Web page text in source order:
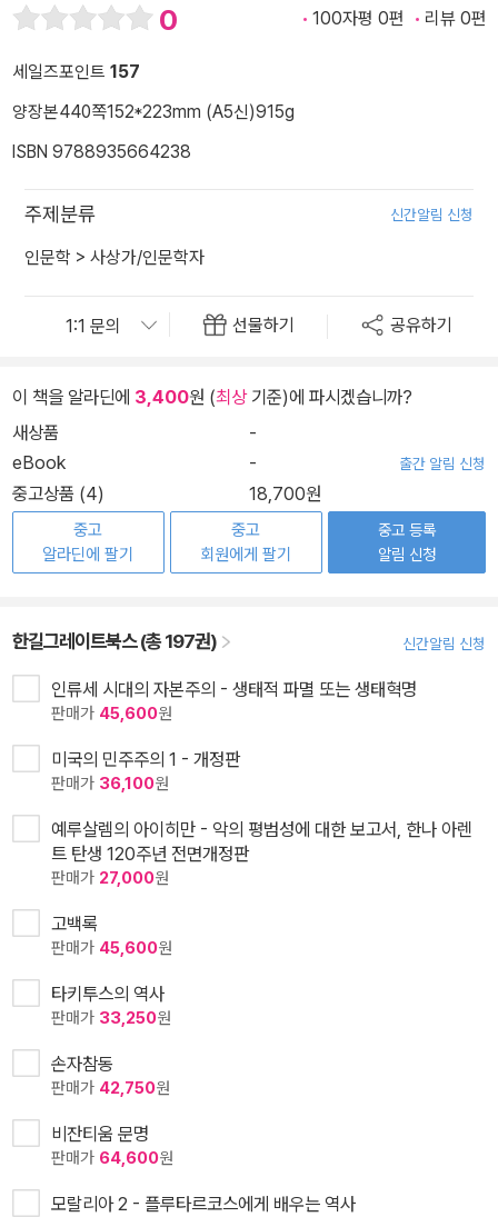
0 100자평 0편 리뷰 0편
세일즈포인트 157
양장본440쪽152*223mm (A5신)915g
ISBN 9788935664238
주제분류 신간알림 신청
인문학 > 사상가/인문학자
선물하기 공유하기
이 책을 알라딘에 3,400원 (최상기준)에 파시겠습니까?
새상품
-
eBook
- 출간 알림 신청
중고상품 (4) 18,700원
중고
알라딘에 팔기
중고
회원에게 팔기
중고 등록
알림 신청
한길그레이트북스 (총 197권) 신간알림 신청
인류세 시대의 자본주의 - 생태적 파멸 또는 생태혁명
판매가 45,600원
미국의 민주주의 1 - 개정판
판매가 36,100원
예루살렘의 아이히만 - 악의 평범성에 대한 보고서, 한나 아렌
트 탄생 120주년 전면개정판
판매가 27,000원
고백록
판매가 45,600원
타키투스의 역사
판매가 33,250원
손자참동
판매가 42,750원
비잔티움 문명
판매가 64,600원
모랄리아 2 - 플루타르코스에게 배우는 역사